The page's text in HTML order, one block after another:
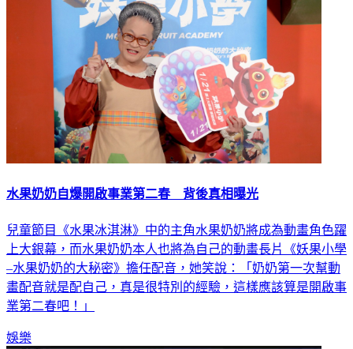
水果奶奶自爆開啟事業第二春 背後真相曝光
兒童節目《水果冰淇淋》中的主角水果奶奶將成為動畫角色躍
上大銀幕，而水果奶奶本人也將為自己的動畫長片《妖果小學
–水果奶奶的大秘密》擔任配音，她笑說：「奶奶第一次幫動
畫配音就是配自己，真是很特別的經驗，這樣應該算是開啟事
業第二春吧！」
娛樂